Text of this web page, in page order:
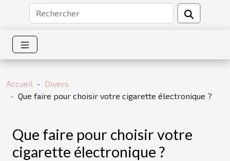
Accueil
Divers
Que faire pour choisir votre cigarette électronique ?
Que faire pour choisir votre
cigarette électronique ?